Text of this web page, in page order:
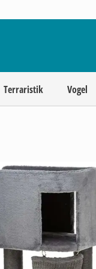
Terraristik Vogel